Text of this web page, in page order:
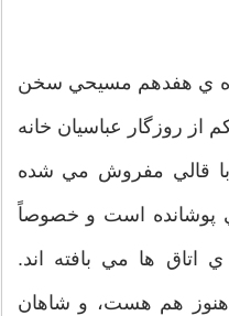
ي هفدهم مسيحي سخن
از روزگار عباسيان خانه
با قالي مفروش مي شده
پوشانده است و خصوصاً
اتاق ها مي بافته اند.
هم هست، و شاهان